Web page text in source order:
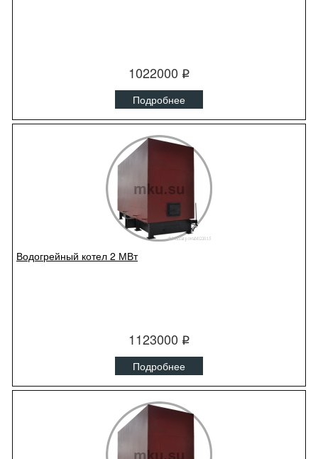
1022000 q
Подробнее
Водогрейный котел 2 МВт
1123000 q
Подробнее